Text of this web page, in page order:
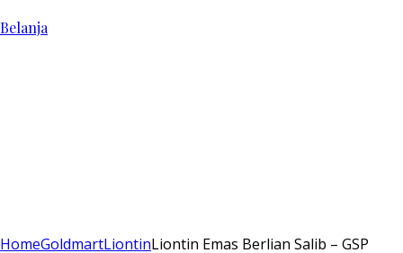
Belanja
HomeGoldmartLiontinLiontin Emas Berlian Salib – GSP